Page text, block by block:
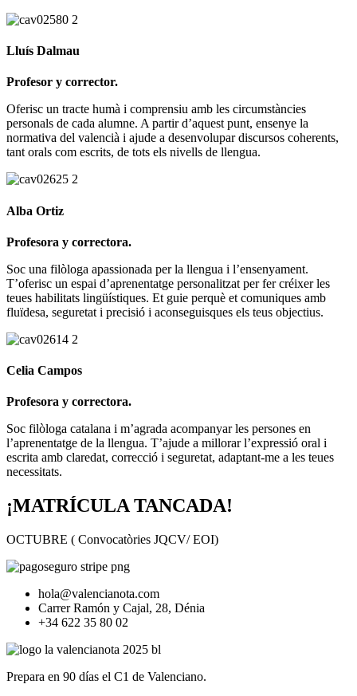
Lluís Dalmau
Profesor y corrector.
Oferisc un tracte humà i comprensiu amb les circumstàncies
personals de cada alumne. A partir d’aquest punt, ensenye la
normativa del valencià i ajude a desenvolupar discursos coherents,
tant orals com escrits, de tots els nivells de llengua.
Alba Ortiz
Profesora y correctora.
Soc una filòloga apassionada per la llengua i l’ensenyament.
T’oferisc un espai d’aprenentatge personalitzat per fer créixer les
teues habilitats lingüístiques. Et guie perquè et comuniques amb
fluïdesa, seguretat i precisió i aconseguisques els teus objectius.
Celia Campos
Profesora y correctora.
Soc filòloga catalana i m’agrada acompanyar les persones en
l’aprenentatge de la llengua. T’ajude a millorar l’expressió oral i
escrita amb claredat, correcció i seguretat, adaptant-me a les teues
necessitats.
¡MATRÍCULA TANCADA!
OCTUBRE ( Convocatòries JQCV/ EOI)
hola@valencianota.com
Carrer Ramón y Cajal, 28, Dénia
+34 622 35 80 02
Prepara en 90 días el C1 de Valenciano.